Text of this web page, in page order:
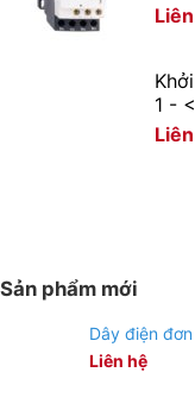
1 -
Sản phẩm mới
Dây điện
Liên hệ